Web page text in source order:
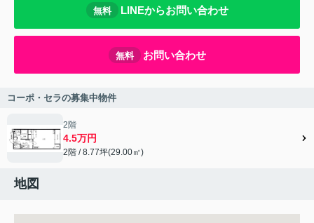
無料 LINEからお問い合わせ
無料 お問い合わせ
コーポ・セラの募集中物件
2階
4.5万円
2階 / 8.77坪(29.00㎡)
地図